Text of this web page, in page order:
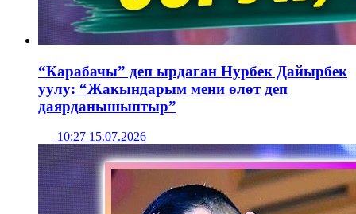
“Карабачы” деп ырдаган Нурбек Дайырбек
уулу: “Жакындарым мени өлөт деп
даярданышыптыр”
10:27 15.07.2026